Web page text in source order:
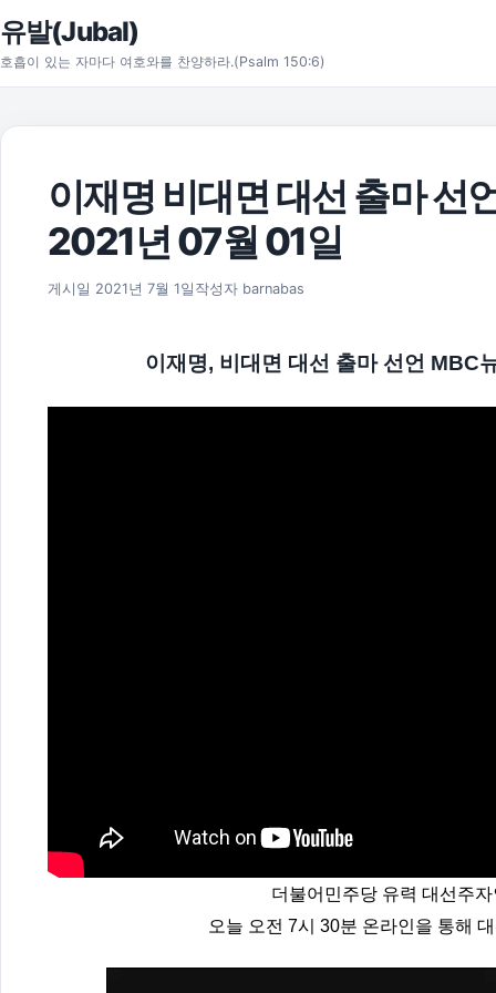
본문으로 건너뛰기
유발(Jubal)
호흡이 있는 자마다 여호와를 찬양하라.(Psalm 150:6)
이재명 비대면 대선 출마 선
2021년 07월 01일
게시일 2021년 7월 1일 2021년 7월 11일
작성자 barnabas
이재명, 비대면 대선 출마 선언 MBC
더불어민주당 유력 대선주
오늘 오전 7시 30분 온라인을 통해